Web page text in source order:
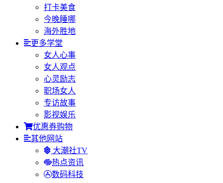
打卡美食
今晚睡哪
海外胜地
更多学堂
女人心事
女人观点
心灵励志
职场女人
专访故事
影视娱乐
优惠券购物
其他网站
大潮社TV
热点资讯
数码科技